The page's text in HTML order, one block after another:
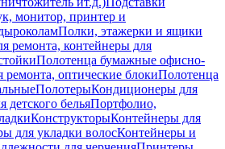
монитор, принтер и
Полки, этажерки и ящики
ремонта, контейнеры для
Полотенца бумажные офисно-
оптические блокиПолотенца
ПолотерыКондиционеры для
бельяПортфолио,
КонструкторыКонтейнеры для
для укладки волосКонтейнеры и